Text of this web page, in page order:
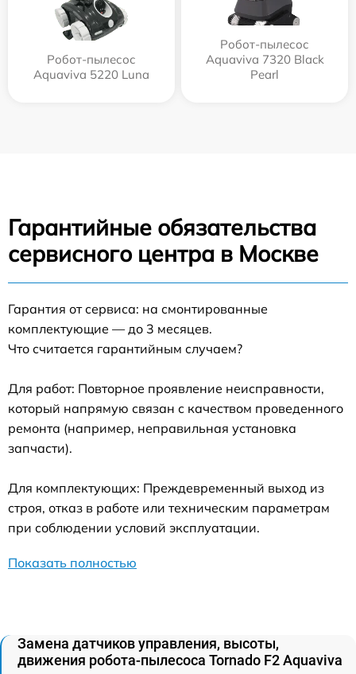
Робот-пылесос
Aquaviva 5220 Luna
Робот-пылесос
Aquaviva 7320 Black
Pearl
Гарантийные обязательства
сервисного центра в Москве
Гарантия от сервиса: на смонтированные
комплектующие — до 3 месяцев.
Что считается гарантийным случаем?
Для работ: Повторное проявление неисправности,
который напрямую связан с качеством проведенного
ремонта (например, неправильная установка
запчасти).
Для комплектующих: Преждевременный выход из
строя, отказ в работе или техническим параметрам
при соблюдении условий эксплуатации.
Показать полностью
Замена датчиков управления, высоты,
движения робота-пылесоса Tornado F2 Aquaviva